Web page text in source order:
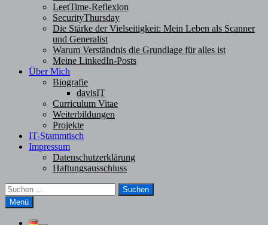
LeetTime-Reflexion
SecurityThursday
Die Stärke der Vielseitigkeit: Mein Leben als Scanner
und Generalist
Warum Verständnis die Grundlage für alles ist
Meine LinkedIn-Posts
Über Mich
Biografie
davisIT
Curriculum Vitae
Weiterbildungen
Projekte
IT-Stammtisch
Impressum
Datenschutzerklärung
Haftungsausschluss
Suchen
nach:
Menü